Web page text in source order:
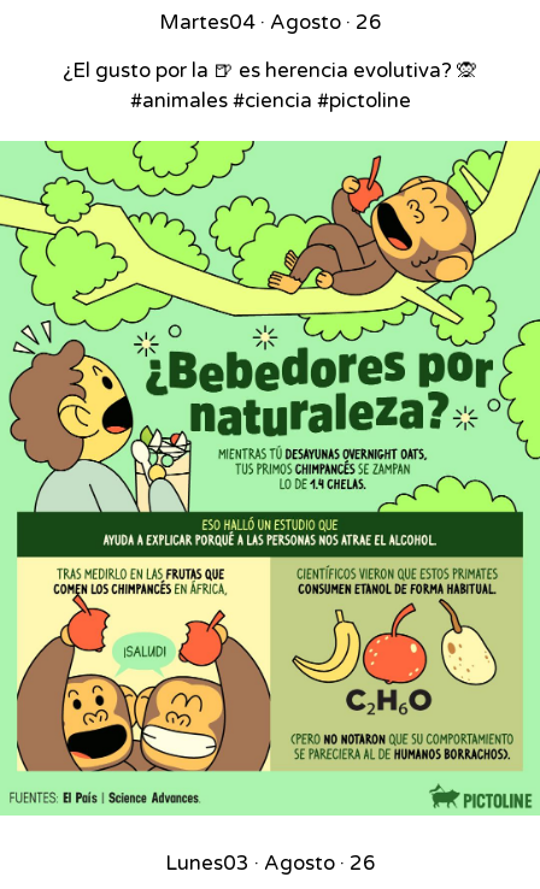
Martes04 · Agosto · 26
¿El gusto por la 🍺 es herencia evolutiva? 🙊
#animales #ciencia #pictoline
Lunes03 · Agosto · 26